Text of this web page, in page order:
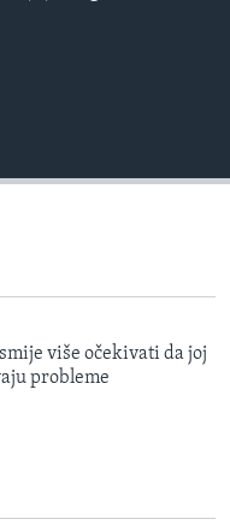
više očekivati da joj
probleme